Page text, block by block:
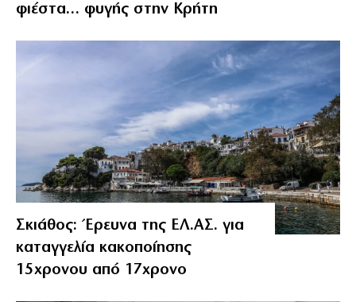
φιέστα… φυγής στην Κρήτη
Σκιάθος: Έρευνα της ΕΛ.ΑΣ. για
καταγγελία κακοποίησης
15χρονου από 17χρονο